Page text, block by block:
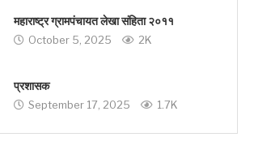
महाराष्ट्र ग्रामपंचायत लेखा संहिता २०११
October 5, 2025 2K
प्रशासक
September 17, 2025 1.7K